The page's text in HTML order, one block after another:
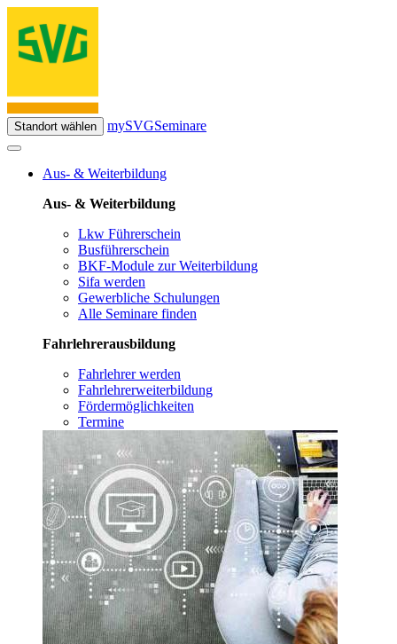
Standort wählen mySVGSeminare
Aus- & Weiterbildung
Aus- & Weiterbildung
Lkw Führerschein
Busführerschein
BKF-Module zur Weiterbildung
Sifa werden
Gewerbliche Schulungen
Alle Seminare finden
Fahrlehrerausbildung
Fahrlehrer werden
Fahrlehrerweiterbildung
Fördermöglichkeiten
Termine